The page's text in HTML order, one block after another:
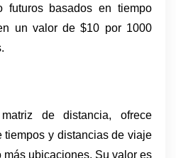
futuros basados en tiempo
un valor de $10 por 1000
de distancia, ofrece
tiempos y distancias de viaje
más ubicaciones. Su valor es